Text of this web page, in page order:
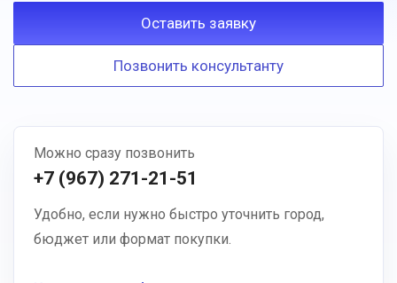
Оставить заявку
Позвонить консультанту
Можно сразу позвонить
+7 (967) 271-21-51
Удобно, если нужно быстро уточнить город,
бюджет или формат покупки.